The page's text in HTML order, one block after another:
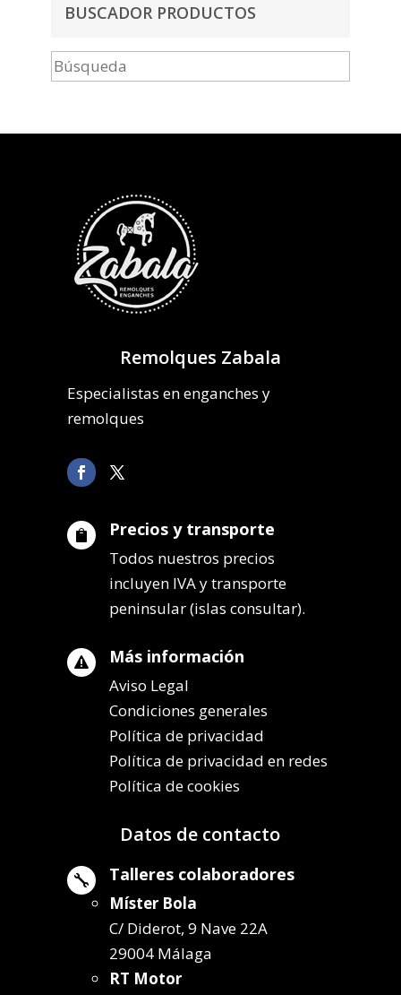
BUSCADOR PRODUCTOS
Remolques Zabala
Especialistas en enganches y
remolques
 Precios y transporte
Todos nuestros precios
incluyen IVA y transporte
peninsular (islas consultar).
 Más información
Aviso Legal
Condiciones generales
Política de privacidad
Política de privacidad en redes
Política de cookies
Datos de contacto
 Talleres colaboradores
Míster Bola
C/ Diderot, 9 Nave 22A
29004 Málaga
RT Motor